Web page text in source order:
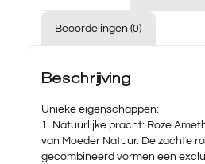
Beoordelingen (0)
Beschrijving
Unieke eigenschappen:
1. Natuurlijke pracht: Roze
van Moeder Natuur. De zachte
gecombineerd vormen een